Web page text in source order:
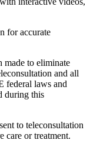
for accurate
made to eliminate
and all
federal laws and
during this
to teleconsultation
care or treatment.